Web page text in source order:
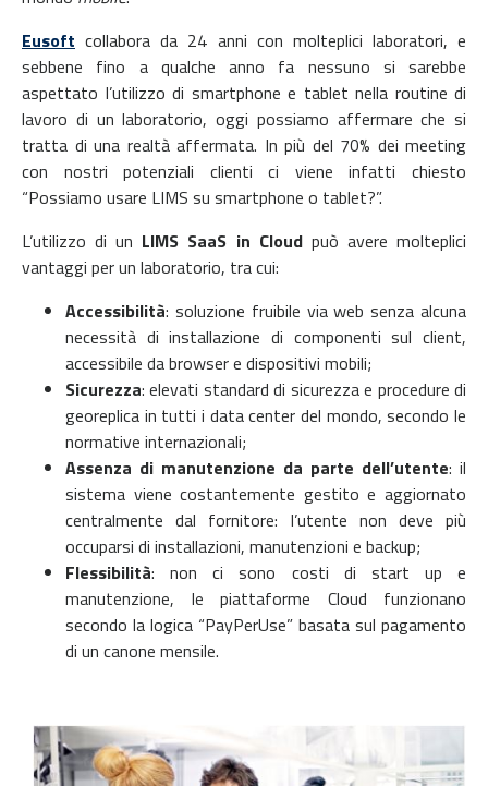
Eusoft collabora da 24 anni con molteplici laboratori, e
sebbene fino a qualche anno fa nessuno si sarebbe
aspettato l’utilizzo di smartphone e tablet nella routine di
lavoro di un laboratorio, oggi possiamo affermare che si
tratta di una realtà affermata. In più del 70% dei meeting
con nostri potenziali clienti ci viene infatti chiesto
“Possiamo usare LIMS su smartphone o tablet?”.
L’utilizzo di un LIMS SaaS in Cloudpuò avere molteplici
vantaggi per un laboratorio, tra cui:
Accessibilità: soluzione fruibile via web senza alcuna
necessità di installazione di componenti sul client,
accessibile da browser e dispositivi mobili;
Sicurezza: elevati standard di sicurezza e procedure di
georeplica in tutti i data center del mondo, secondo le
normative internazionali;
Assenza di manutenzione da parte dell’utente: il
sistema viene costantemente gestito e aggiornato
centralmente dal fornitore: l’utente non deve più
occuparsi di installazioni, manutenzioni e backup;
Flessibilità: non ci sono costi di start up e
manutenzione, le piattaforme Cloud funzionano
secondo la logica “PayPerUse” basata sul pagamento
di un canone mensile.